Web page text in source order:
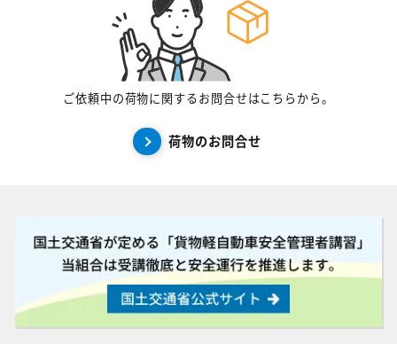
ご依頼中の荷物に関するお問合せはこちらから。
荷物のお問合せ